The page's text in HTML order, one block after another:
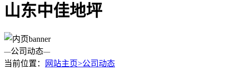
山东中佳地坪
—公司动态—
当前位置： 网站主页>公司动态